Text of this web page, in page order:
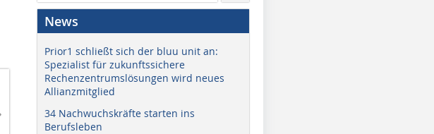
News
Prior1 schließt sich der bluu unit an:
Spezialist für zukunftssichere
Rechenzentrumslösungen wird neues
Allianzmitglied
34 Nachwuchskräfte starten ins
Berufsleben